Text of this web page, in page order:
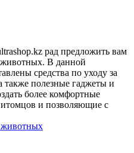
рад предложить вам
животных. В данной
средства по уходу за
полезные гаджеты и
более комфортные
и позволяющие с